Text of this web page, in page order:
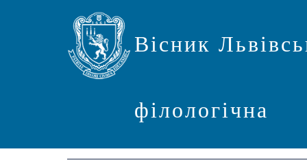
Вісник
філологічна